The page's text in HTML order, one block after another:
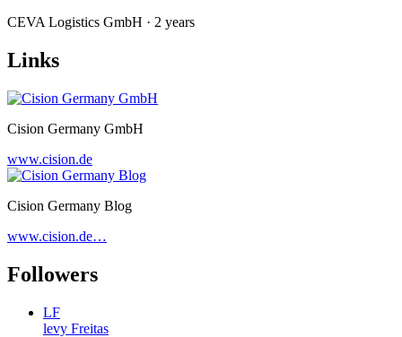
CEVA Logistics GmbH · 2 years
Links
Cision Germany GmbH
www.cision.de
Cision Germany Blog
www.cision.de…
Followers
LF
levy Freitas